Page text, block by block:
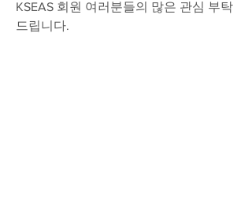
KSEAS 회원 여러분들의 많은 관심 부탁
드립니다.